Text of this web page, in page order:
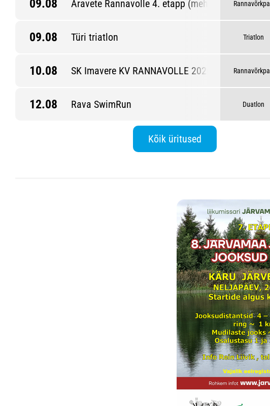
09.08 Aravete Rannavolle 4. etapp (mehed) Rannavõrkpall
09.08 Türi triatlon Triatlon
10.08 SK Imavere KV RANNAVOLLE 2026 6. etappRannavõrkpall
12.08 Rava SwimRun Duatlon
Kõik üritused